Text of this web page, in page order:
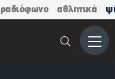
ραδιόφωνο αθλητικά
Μενού